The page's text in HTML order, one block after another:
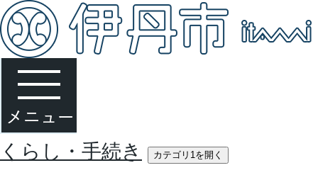
くらし・手続き カテゴリ1を開く